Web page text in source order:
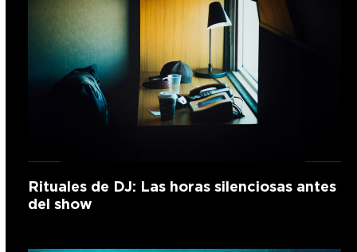
Rituales de DJ: Las horas silenciosas antes
del show